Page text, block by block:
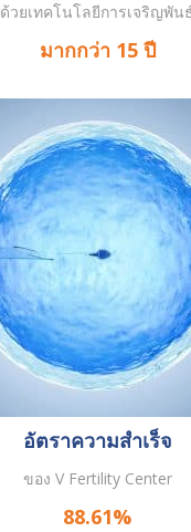
ด้วยเทคโนโลยีการเจริญพัน
มากกว่า 15 ปี
อัตราความสำเร็จ
ของ V Fertility Center
88.61%